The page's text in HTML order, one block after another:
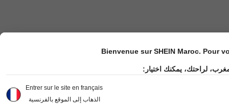
Bienvenue sur SHEIN Maroc. Pour
لراحتك، يمكنك اختيار:
Entrer sur le site en français
الذهاب إلى الموقع بالفرنسية